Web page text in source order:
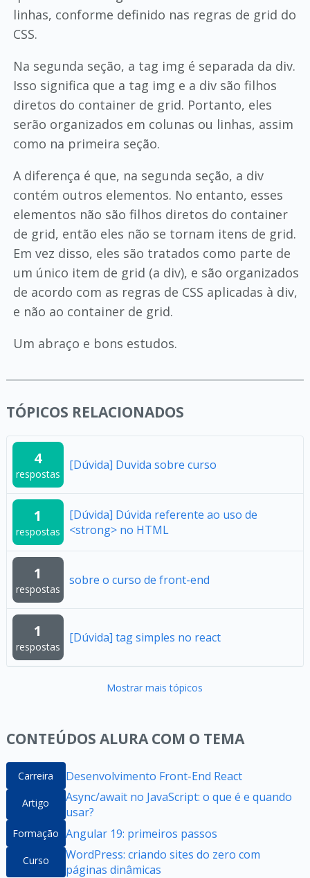
linhas, conforme definido nas regras de grid do
CSS.
Na segunda seção, a tag img é separada da div.
Isso significa que a tag img e a div são filhos
diretos do container de grid. Portanto, eles
serão organizados em colunas ou linhas, assim
como na primeira seção.
A diferença é que, na segunda seção, a div
contém outros elementos. No entanto, esses
elementos não são filhos diretos do container
de grid, então eles não se tornam itens de grid.
Em vez disso, eles são tratados como parte de
um único item de grid (a div), e são organizados
de acordo com as regras de CSS aplicadas à div,
e não ao container de grid.
Um abraço e bons estudos.
TÓPICOS RELACIONADOS
4
respostas
[Dúvida] Duvida sobre curso
1
respostas
[Dúvida] Dúvida referente ao uso de
<strong> no HTML
1
respostas
sobre o curso de front-end
1
respostas
[Dúvida] tag simples no react
Mostrar mais tópicos
CONTEÚDOS ALURA COM O TEMA
Carreira Desenvolvimento Front-End React
Artigo
Async/await no JavaScript: o que é e quando
usar?
Formação Angular 19: primeiros passos
Curso
WordPress: criando sites do zero com
páginas dinâmicas